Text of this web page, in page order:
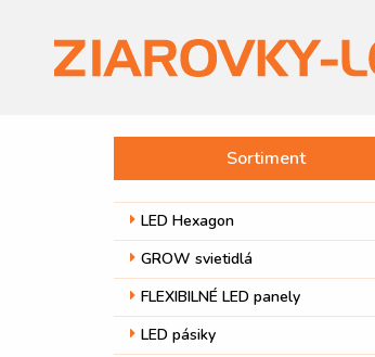
Sortiment
LED Hexagon
GROW svietidlá
FLEXIBILNÉ LED panely
LED pásiky